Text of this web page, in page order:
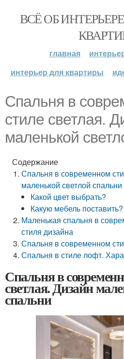
ВСЁ ОБ
главная
интерьер для квартиры
Спальня в
стиле светлая.
маленькой
Содержание
Спальня в современном
маленькой светлой спальни
Какой цвет выбрать?
Какую мебель поставить?
Маленькая спальня в
стиля дизайна
Спальня в современном
Спальня в стиле лофт.
Спальня в
светлая. Дизайн
спальни